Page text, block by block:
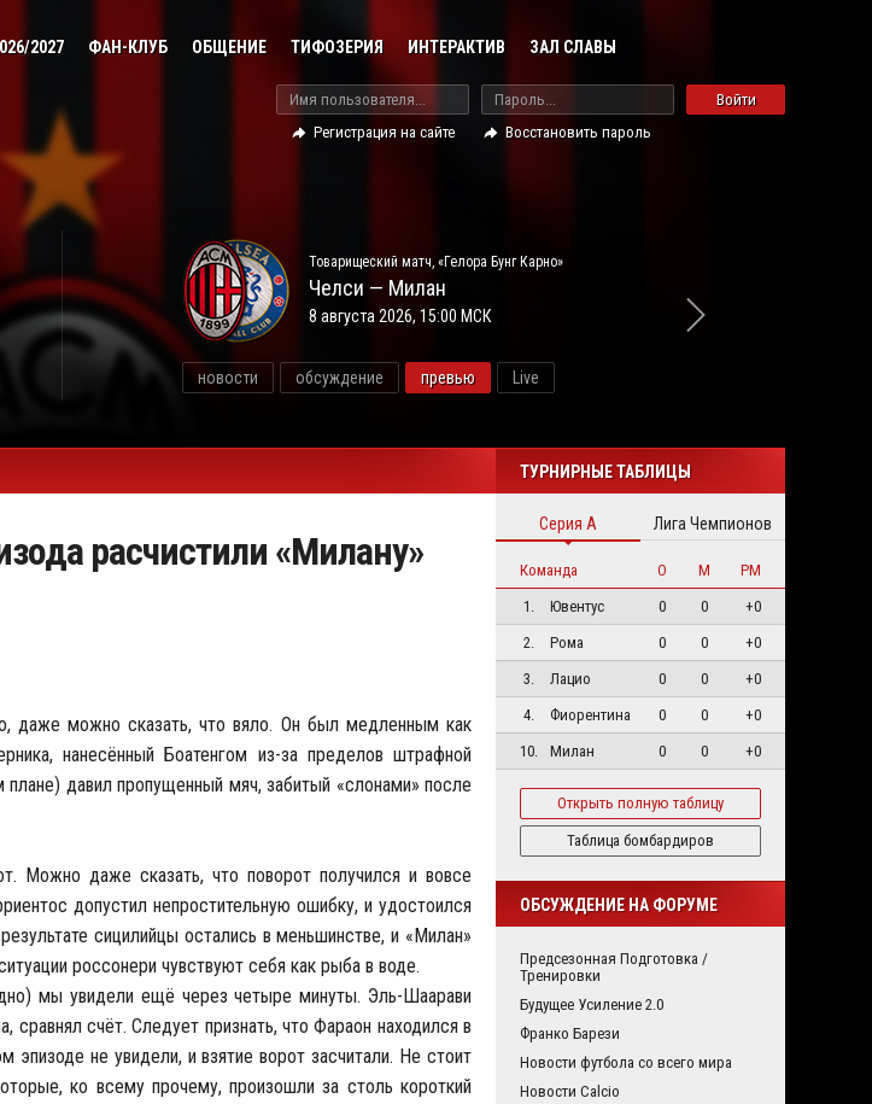
2027 ФАН-КЛУБ ОБЩЕНИЕ ТИФОЗЕРИЯ ИНТЕРАКТИВ ЗАЛ СЛАВЫ
Войти
Регистрация на сайте
Восстановить пароль
Товарищеский матч, «Гелора Бунг Карно»
Челси — Милан
8 августа 2026, 15:00 МСК
новости обсуждение превью Live
расчистили «Милану»
даже можно сказать, что вяло. Он был медленным как
нанесённый Боатенгом из-за пределов штрафной
давил пропущенный мяч, забитый «слонами» после
Можно даже сказать, что поворот получился и вовсе
допустил непростительную ошибку, и удостоился
сицилийцы остались в меньшинстве, и «Милан»
россонери чувствуют себя как рыба в воде.
мы увидели ещё через четыре минуты. Эль-Шаарави
сравнял счёт. Следует признать, что Фараон находился в
не увидели, и взятие ворот засчитали. Не стоит
ко всему прочему, произошли за столь короткий
ТУРНИРНЫЕ ТАБЛИЦЫ
Серия А Лига Чемпионов
Команда О М
РМ
1.
Ювентус 0 0
+0
2.
Рома 0 0
+0
3.
Лацио 0 0
+0
4.
Фиорентина 0 0
+0
10.
Милан 0 0 +0
Открыть полную таблицу
Таблица бомбардиров
ОБСУЖДЕНИЕ НА ФОРУМЕ
Предсезонная Подготовка /
Тренировки
Будущее Усиление 2.0
Франко Барези
Новости футбола со всего мира
Новости Calcio